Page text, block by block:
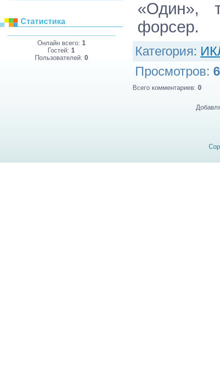
Статистика
Онлайн всего: 1
Гостей: 1
Пользователей: 0
«Один»,
форсер.
Категория:
Просмотров:
Всего комментариев: 0